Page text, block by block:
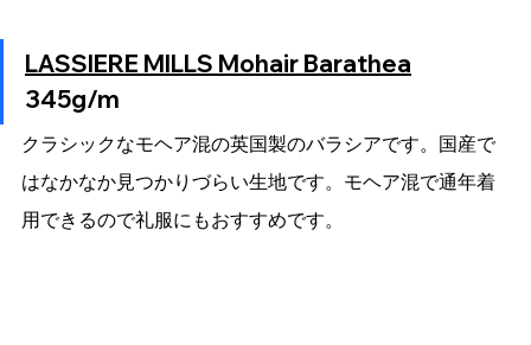
LASSIERE MILLS Mohair Barathea
345g/m
クラシックなモヘア混の英国製のバラシアです。国産で
はなかなか見つかりづらい生地です。モヘア混で通年着
用できるので礼服にもおすすめです。